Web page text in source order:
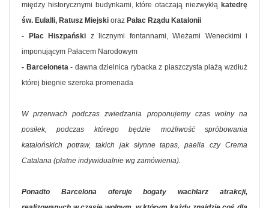
między historycznymi budynkami, które otaczają niezwykłą katedrę
św. Eulalli, Ratusz Miejski oraz Pałac Rządu Katalonii
- Plac Hiszpański z licznymi fontannami, Wieżami Weneckimi i
imponującym Pałacem Narodowym
- Barceloneta- dawna dzielnica rybacka z piaszczysta plażą wzdłuż
której biegnie szeroka promenada
W przerwach podczas zwiedzania proponujemy czas wolny na
posiłek, podczas którego będzie możliwość spróbowania
katalońskich potraw, takich jak słynne tapas, paella czy Crema
Catalana (płatne indywidualnie wg zamówienia).
Ponadto Barcelona oferuje bogaty wachlarz atrakcji,